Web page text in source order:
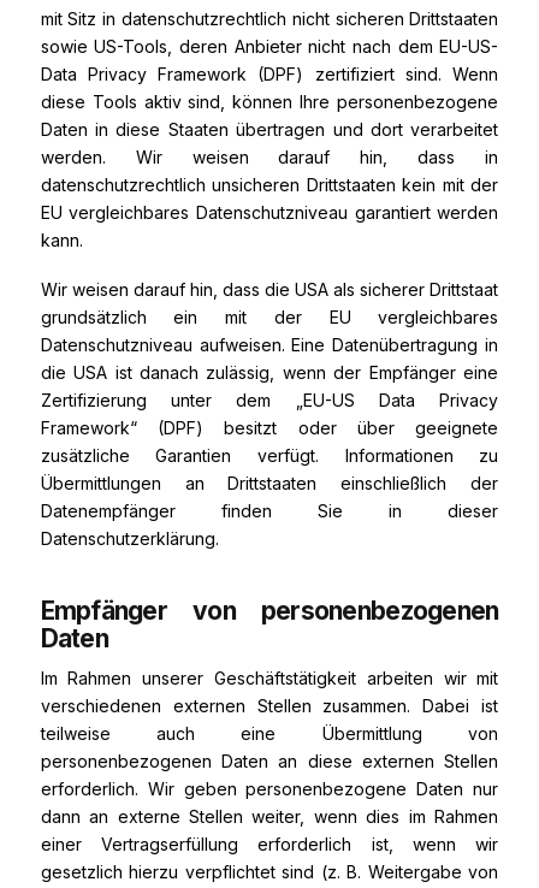
mit Sitz in datenschutzrechtlich nicht sicheren Drittstaaten
sowie US-Tools, deren Anbieter nicht nach dem EU-US-
Data Privacy Framework (DPF) zertifiziert sind. Wenn
diese Tools aktiv sind, können Ihre personenbezogene
Daten in diese Staaten übertragen und dort verarbeitet
werden. Wir weisen darauf hin, dass in
datenschutzrechtlich unsicheren Drittstaaten kein mit der
EU vergleichbares Datenschutzniveau garantiert werden
kann.
Wir weisen darauf hin, dass die USA als sicherer Drittstaat
grundsätzlich ein mit der EU vergleichbares
Datenschutzniveau aufweisen. Eine Datenübertragung in
die USA ist danach zulässig, wenn der Empfänger eine
Zertifizierung unter dem „EU-US Data Privacy
Framework“ (DPF) besitzt oder über geeignete
zusätzliche Garantien verfügt. Informationen zu
Übermittlungen an Drittstaaten einschließlich der
Datenempfänger finden Sie in dieser
Datenschutzerklärung.
Empfänger von personenbezogenen
Daten
Im Rahmen unserer Geschäftstätigkeit arbeiten wir mit
verschiedenen externen Stellen zusammen. Dabei ist
teilweise auch eine Übermittlung von
personenbezogenen Daten an diese externen Stellen
erforderlich. Wir geben personenbezogene Daten nur
dann an externe Stellen weiter, wenn dies im Rahmen
einer Vertragserfüllung erforderlich ist, wenn wir
gesetzlich hierzu verpflichtet sind (z. B. Weitergabe von